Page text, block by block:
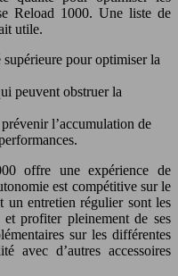
Reload 1000. Une liste de
utile.
pour optimiser la
peuvent obstruer la
l’accumulation de
offre une expérience de
est compétitive sur le
un entretien régulier sont les
profiter pleinement de ses
sur les différentes
avec d’autres accessoires